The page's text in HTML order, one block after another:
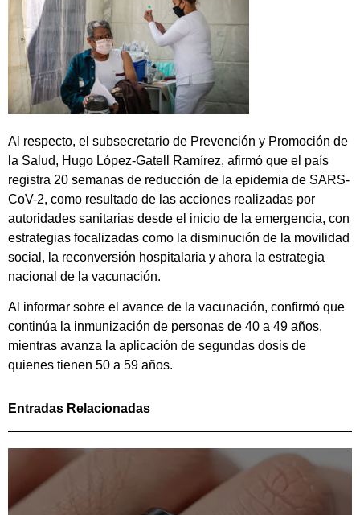
Al respecto, el subsecretario de Prevención y Promoción de
la Salud, Hugo López-Gatell Ramírez, afirmó que el país
registra 20 semanas de reducción de la epidemia de SARS-
CoV-2, como resultado de las acciones realizadas por
autoridades sanitarias desde el inicio de la emergencia, con
estrategias focalizadas como la disminución de la movilidad
social, la reconversión hospitalaria y ahora la estrategia
nacional de la vacunación.
Al informar sobre el avance de la vacunación, confirmó que
continúa la inmunización de personas de 40 a 49 años,
mientras avanza la aplicación de segundas dosis de
quienes tienen 50 a 59 años.
Entradas Relacionadas